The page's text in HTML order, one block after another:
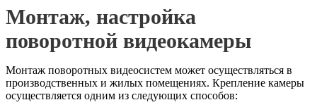
Монтаж, настройка
поворотной видеокамеры
Монтаж поворотных видеосистем может осуществляться в
производственных и жилых помещениях. Крепление камеры
осуществляется одним из следующих способов: